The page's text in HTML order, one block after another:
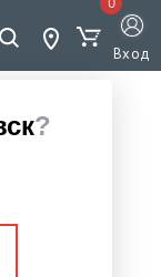
?
Вход
(3,0 м)